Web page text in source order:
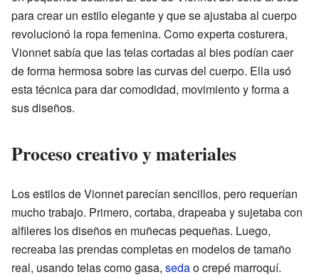
para crear un estilo elegante y que se ajustaba al cuerpo
revolucionó la ropa femenina. Como experta costurera,
Vionnet sabía que las telas cortadas al bies podían caer
de forma hermosa sobre las curvas del cuerpo. Ella usó
esta técnica para dar comodidad, movimiento y forma a
sus diseños.
Proceso creativo y materiales
Los estilos de Vionnet parecían sencillos, pero requerían
mucho trabajo. Primero, cortaba, drapeaba y sujetaba con
alfileres los diseños en muñecas pequeñas. Luego,
recreaba las prendas completas en modelos de tamaño
real, usando telas como gasa, sedao crepé marroquí.